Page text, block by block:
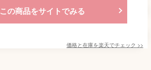
この商品をサイトでみる
価格と在庫を楽天でチェック >>